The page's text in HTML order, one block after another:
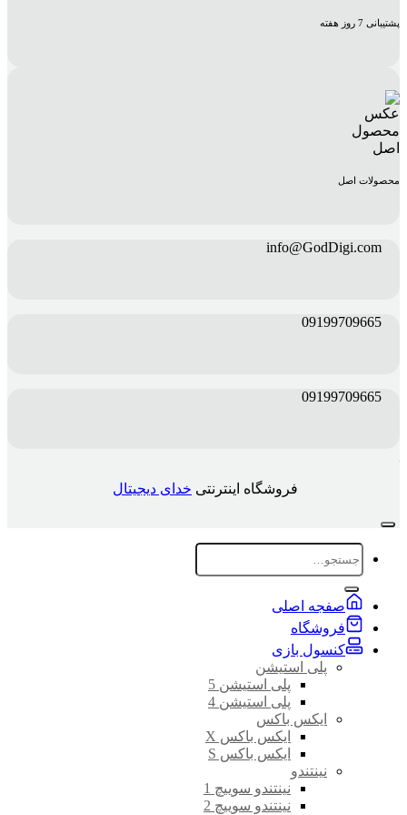
پشتیبانی 7 روز هفته
محصولات اصل
info@GodDigi.com
09199709665
09199709665
فروشگاه اینترنتی خدای دیجیتال
جستجو
برای:
صفجه اصلی
فروشگاه
کنسول بازی
پلی استیشن
پلی استیشن 5
پلی استیشن 4
ایکس باکس
ایکس باکس X
ایکس باکس S
نینتندو
نینتندو سوییچ 1
نینتندو سوییچ 2